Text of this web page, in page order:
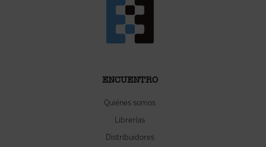
ENCUENTRO
Quiénes somos
Librerías
Distribuidores